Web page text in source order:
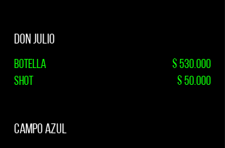
DON JULIO
Botella
$ 530.000
Shot
$ 50.000
CAMPO AZUL